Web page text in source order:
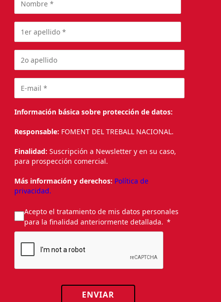
Información básica sobre protección de datos:
Responsable: FOMENT DEL TREBALL NACIONAL.
Finalidad: Suscripción a Newsletter y en su caso,
para prospección comercial.
Más información y derechos: Política de
privacidad.
Acepto el tratamiento de mis datos personales
para la finalidad anteriormente detallada.
ENVIAR